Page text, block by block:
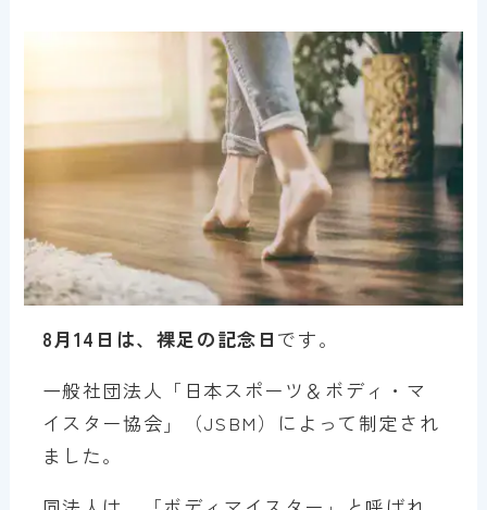
8月14日は、裸足の記念日 です。
一般社団法人「日本スポーツ＆ボディ・マ
イスター協会」（JSBM）によって制定され
ました。